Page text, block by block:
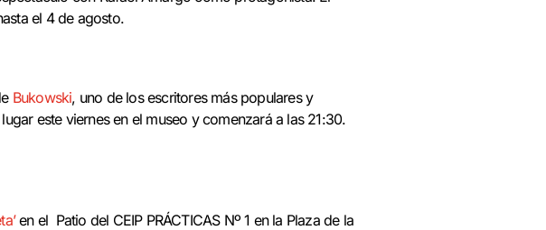
el 4 de agosto.
Bukowski, uno de los escritores más populares y
este viernes en el museo y comenzará a las 21:30.
en el Patio del CEIP PRÁCTICAS Nº 1 en la Plaza de la